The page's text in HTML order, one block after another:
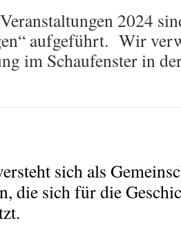
2024
aufgeführt. Wir
im Schaufenster in
sich als
die sich für die